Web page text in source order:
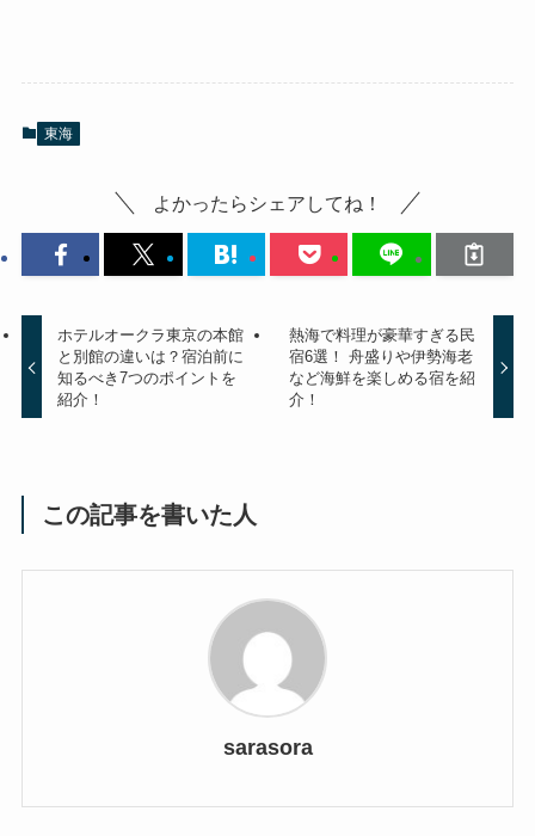
東海
よかったらシェアしてね！
ホテルオークラ東京の本館
と別館の違いは？宿泊前に
知るべき7つのポイントを
紹介！
熱海で料理が豪華すぎる民
宿6選！ 舟盛りや伊勢海老
など海鮮を楽しめる宿を紹
介！
この記事を書いた人
sarasora